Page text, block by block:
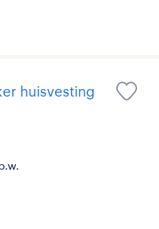
huisvesting